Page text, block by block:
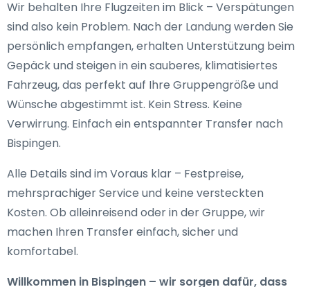
Wir behalten Ihre Flugzeiten im Blick – Verspätungen
sind also kein Problem. Nach der Landung werden Sie
persönlich empfangen, erhalten Unterstützung beim
Gepäck und steigen in ein sauberes, klimatisiertes
Fahrzeug, das perfekt auf Ihre Gruppengröße und
Wünsche abgestimmt ist. Kein Stress. Keine
Verwirrung. Einfach ein entspannter Transfer nach
Bispingen.
Alle Details sind im Voraus klar – Festpreise,
mehrsprachiger Service und keine versteckten
Kosten. Ob alleinreisend oder in der Gruppe, wir
machen Ihren Transfer einfach, sicher und
komfortabel.
Willkommen in Bispingen – wir sorgen dafür, dass